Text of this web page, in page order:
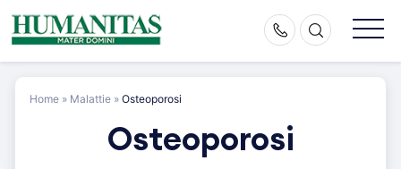
Skip
to
Home » Malattie » Osteoporosi
Osteoporosi